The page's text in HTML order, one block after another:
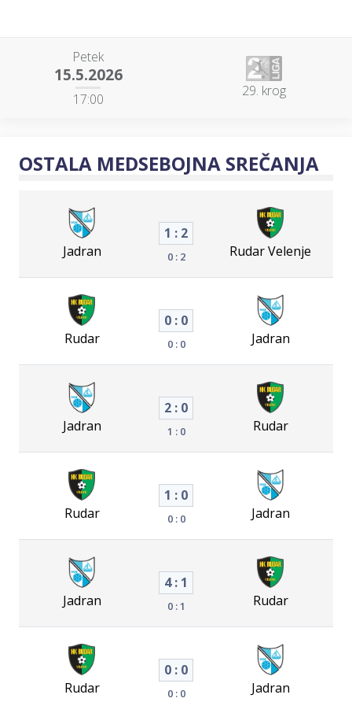
Petek
15.5.2026
17:00 29. krog
OSTALA MEDSEBOJNA SREČANJA
Jadran
1 : 2
0 : 2 Rudar Velenje
Rudar
0 : 0
0 : 0 Jadran
Jadran
2 : 0
1 : 0 Rudar
Rudar
1 : 0
0 : 0 Jadran
Jadran
4 : 1
0 : 1 Rudar
Rudar
0 : 0
0 : 0 Jadran